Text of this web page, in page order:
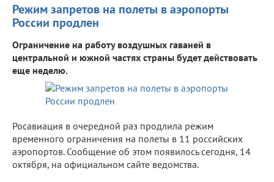
Режим запретов на полеты в аэропорты
России продлен
Ограничение на работу воздушных гаваней в
центральной и южной частях страны будет действовать
еще неделю.
Росавиация в очередной раз продлила режим
временного ограничения на полеты в 11 российских
аэропортов. Сообщение об этом появилось сегодня, 14
октября, на официальном сайте ведомства.